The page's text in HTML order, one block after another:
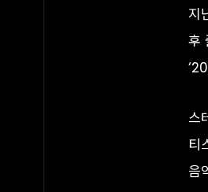
지
후
스
티
음